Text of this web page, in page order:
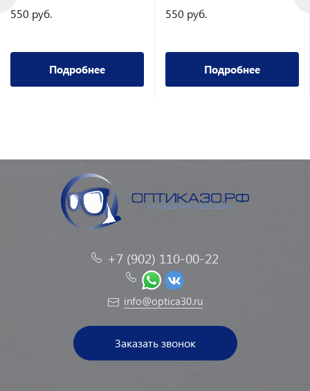
550 руб.
Подробнее
550 руб.
Подробнее
+7 (902) 110-00-22
info@optica30.ru
Заказать звонок